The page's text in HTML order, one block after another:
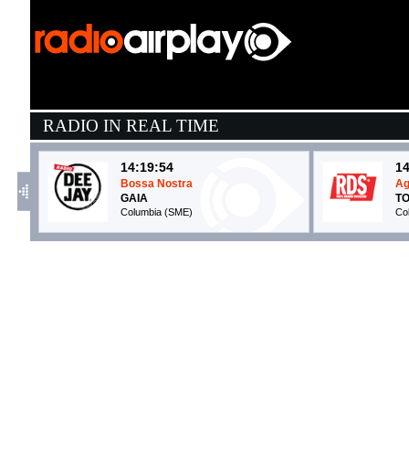
RADIO IN REAL TIME
14:19:54
Bossa Nostra
GAIA
Columbia (SME)